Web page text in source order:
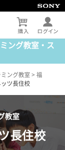
ング教室・ス
ング教室 > 福
ツ長住校
教室
長住校